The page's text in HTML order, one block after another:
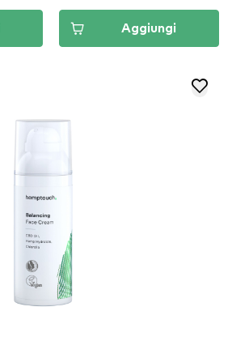
Aggiungi